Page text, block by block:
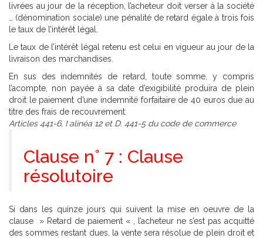
livrées au jour de la réception, l’acheteur doit verser à la société
… (dénomination sociale) une pénalité de retard égale à trois fois
le taux de l’intérêt légal.
Le taux de l’intérêt légal retenu est celui en vigueur au jour de la
livraison des marchandises.
En sus des indemnités de retard, toute somme, y compris
l’acompte, non payée à sa date d’exigibilité produira de plein
droit le paiement d’une indemnité forfaitaire de 40 euros due au
titre des frais de recouvrement.
Articles 441-6, I alinéa 12 et D. 441-5 du code de commerce
Clause n° 7 : Clause
résolutoire
Si dans les quinze jours qui suivent la mise en oeuvre de la
clause » Retard de paiement « , l’acheteur ne s’est pas acquitté
des sommes restant dues, la vente sera résolue de plein droit et